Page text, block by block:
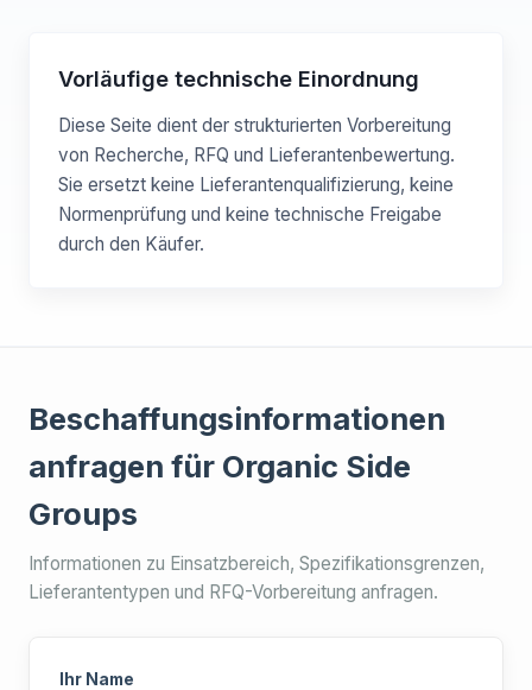
Vorläufige technische Einordnung
Diese Seite dient der strukturierten Vorbereitung
von Recherche, RFQ und Lieferantenbewertung.
Sie ersetzt keine Lieferantenqualifizierung, keine
Normenprüfung und keine technische Freigabe
durch den Käufer.
Beschaffungsinformationen
anfragen für Organic Side
Groups
Informationen zu Einsatzbereich, Spezifikationsgrenzen,
Lieferantentypen und RFQ-Vorbereitung anfragen.
Ihr Name